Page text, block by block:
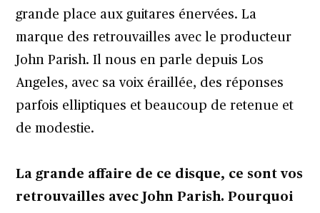
grande place aux guitares énervées. La
marque des retrouvailles avec le producteur
John Parish. Il nous en parle depuis Los
Angeles, avec sa voix éraillée, des réponses
parfois elliptiques et beaucoup de retenue et
de modestie.
La grande affaire de ce disque, ce sont vos
retrouvailles avec John Parish. Pourquoi